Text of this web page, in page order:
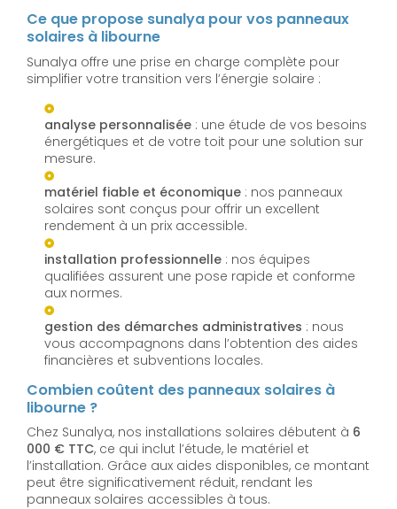
Ce que propose sunalya pour vos panneaux
solaires à libourne
Sunalya offre une prise en charge complète pour
simplifier votre transition vers l’énergie solaire :
analyse personnalisée : une étude de vos besoins
énergétiques et de votre toit pour une solution sur
mesure.
matériel fiable et économique : nos panneaux
solaires sont conçus pour offrir un excellent
rendement à un prix accessible.
installation professionnelle : nos équipes
qualifiées assurent une pose rapide et conforme
aux normes.
gestion des démarches administratives : nous
vous accompagnons dans l’obtention des aides
financières et subventions locales.
Combien coûtent des panneaux solaires à
libourne ?
Chez Sunalya, nos installations solaires débutent à 6
000 € TTC, ce qui inclut l’étude, le matériel et
l’installation. Grâce aux aides disponibles, ce montant
peut être significativement réduit, rendant les
panneaux solaires accessibles à tous.